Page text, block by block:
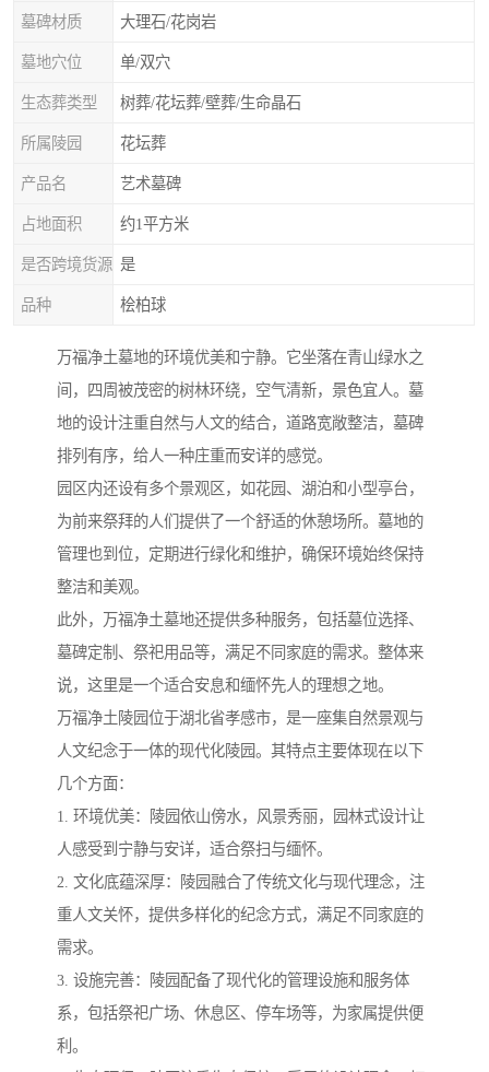
墓碑材质 大理石/花岗岩
墓地穴位 单/双穴
生态葬类型 树葬/花坛葬/壁葬/生命晶石
所属陵园 花坛葬
产品名 艺术墓碑
占地面积 约1平方米
是否跨境货源 是
品种 桧柏球
万福净土墓地的环境优美和宁静。它坐落在青山绿水之
间，四周被茂密的树林环绕，空气清新，景色宜人。墓
地的设计注重自然与人文的结合，道路宽敞整洁，墓碑
排列有序，给人一种庄重而安详的感觉。
园区内还设有多个景观区，如花园、湖泊和小型亭台，
为前来祭拜的人们提供了一个舒适的休憩场所。墓地的
管理也到位，定期进行绿化和维护，确保环境始终保持
整洁和美观。
此外，万福净土墓地还提供多种服务，包括墓位选择、
墓碑定制、祭祀用品等，满足不同家庭的需求。整体来
说，这里是一个适合安息和缅怀先人的理想之地。
万福净土陵园位于湖北省孝感市，是一座集自然景观与
人文纪念于一体的现代化陵园。其特点主要体现在以下
几个方面：
1. 环境优美：陵园依山傍水，风景秀丽，园林式设计让
人感受到宁静与安详，适合祭扫与缅怀。
2. 文化底蕴深厚：陵园融合了传统文化与现代理念，注
重人文关怀，提供多样化的纪念方式，满足不同家庭的
需求。
3. 设施完善：陵园配备了现代化的管理设施和服务体
系，包括祭祀广场、休息区、停车场等，为家属提供便
利。